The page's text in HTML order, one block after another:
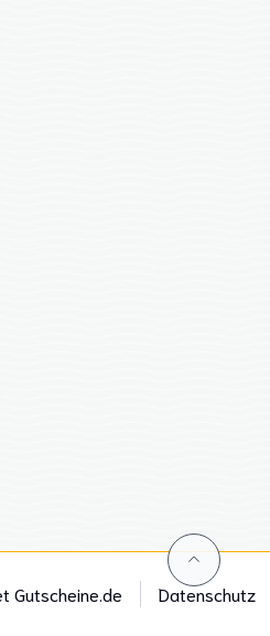
Gutscheine.de Datenschutz